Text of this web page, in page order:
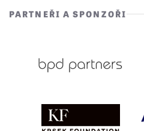
PARTNEŘI A SPONZOŘI